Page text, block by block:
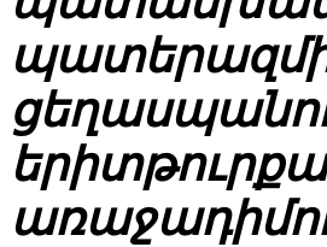
պատերազմի